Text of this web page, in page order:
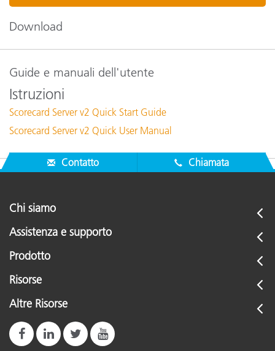
Download
Guide e manuali dell'utente
Istruzioni
Scorecard Server v2 Quick Start Guide
Scorecard Server v2 Quick User Manual
Contatto Chiamata
Chi siamo
Assistenza e supporto
Prodotto
Risorse
Altre Risorse